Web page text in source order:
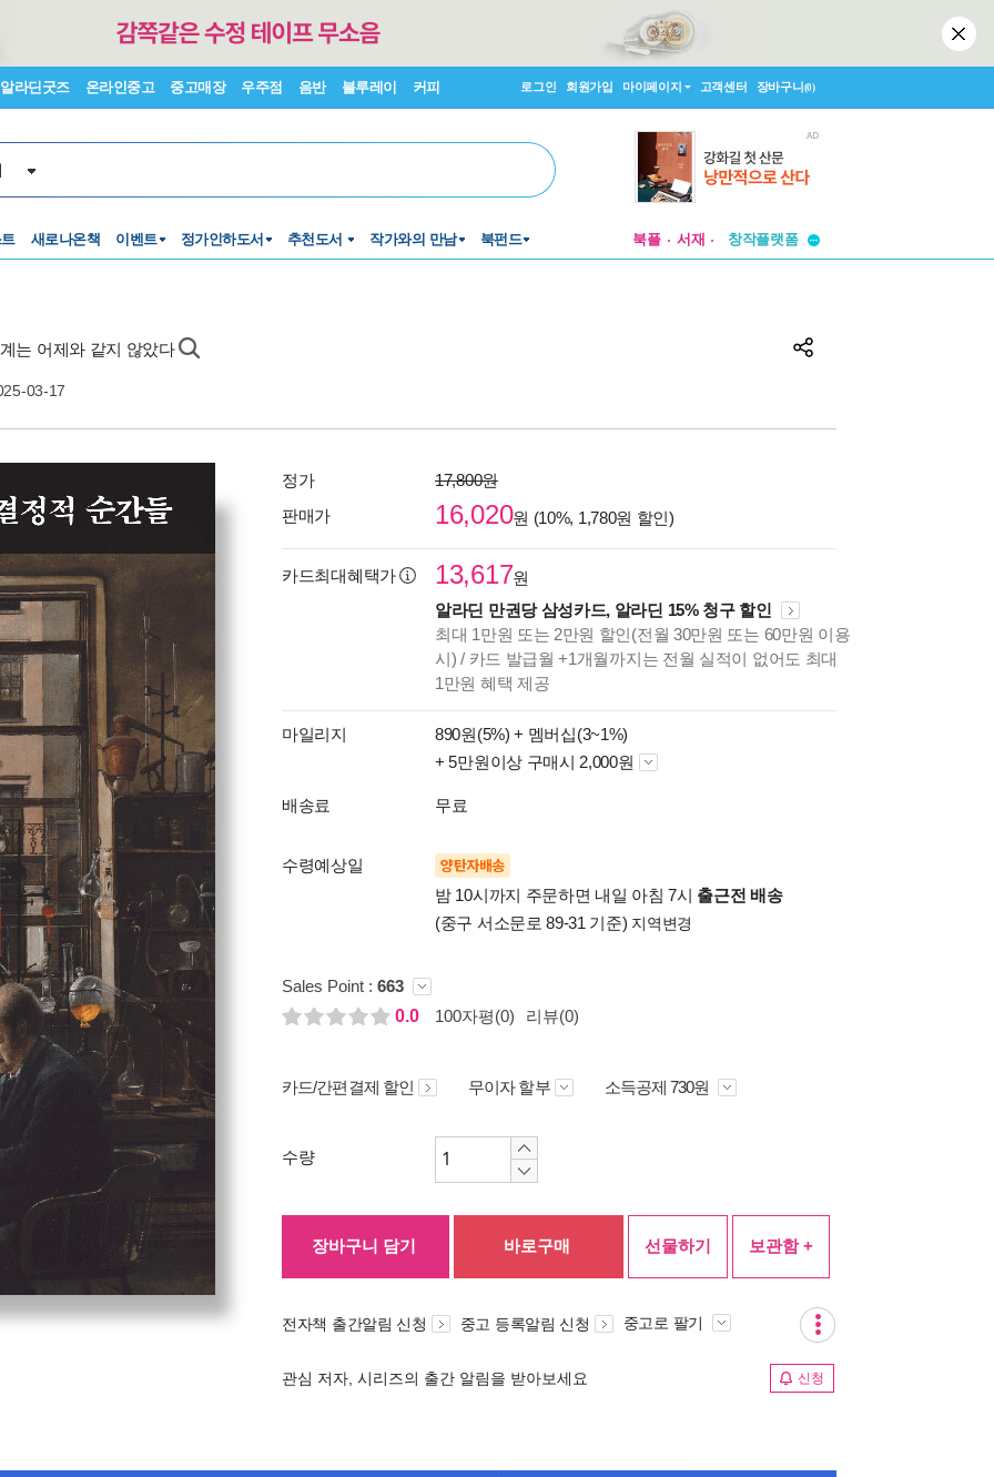
알라딘굿즈 온라인중고 중고매장 우주점 음반 블루레이 커피 로그인 회원가입 마이페이지 고객센터 장바구니(0)
새로나온책 이벤트 정가인하도서 추천도서 작가와의 만남 북펀드 북플 서재
창작플랫폼
는 어제와 같지 않았다
03-17
정가
17,800원
판매가
16,020원 (10%, 1,780원 할인)
카드최대혜택가 13,617원
알라딘 만권당 삼성카드, 알라딘 15% 청구 할인
최대 1만원 또는 2만원 할인(전월 30만원 또는 60만원 이용
시) / 카드 발급월 +1개월까지는 전월 실적이 없어도 최대
1만원 혜택 제공
마일리지 890원(5%) + 멤버십(3~1%)
+ 5만원이상 구매시 2,000원
배송료 무료
수령예상일 양탄자배송
밤 10시까지 주문하면 내일 아침 7시 출근전 배송
(중구 서소문로 89-31 기준) 지역변경
Sales Point : 663
0.0
100자평(0) 리뷰(0)
카드/간편결제 할인 무이자 할부 소득공제 730원
수량
장바구니 담기 바로구매 선물하기 보관함 +
전자책 출간알림 신청 중고 등록알림 신청 중고로 팔기
관심 저자, 시리즈의 출간 알림을 받아보세요 신청